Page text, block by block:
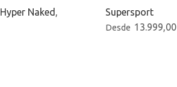
Hyper Naked ,
Supersport
Desde 13.999,00